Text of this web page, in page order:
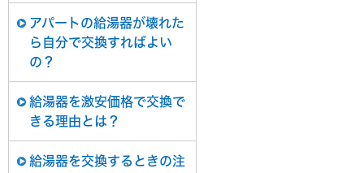
アパートの給湯器が壊れた
ら自分で交換すればよい
の？
給湯器を激安価格で交換で
きる理由とは？
給湯器を交換するときの注